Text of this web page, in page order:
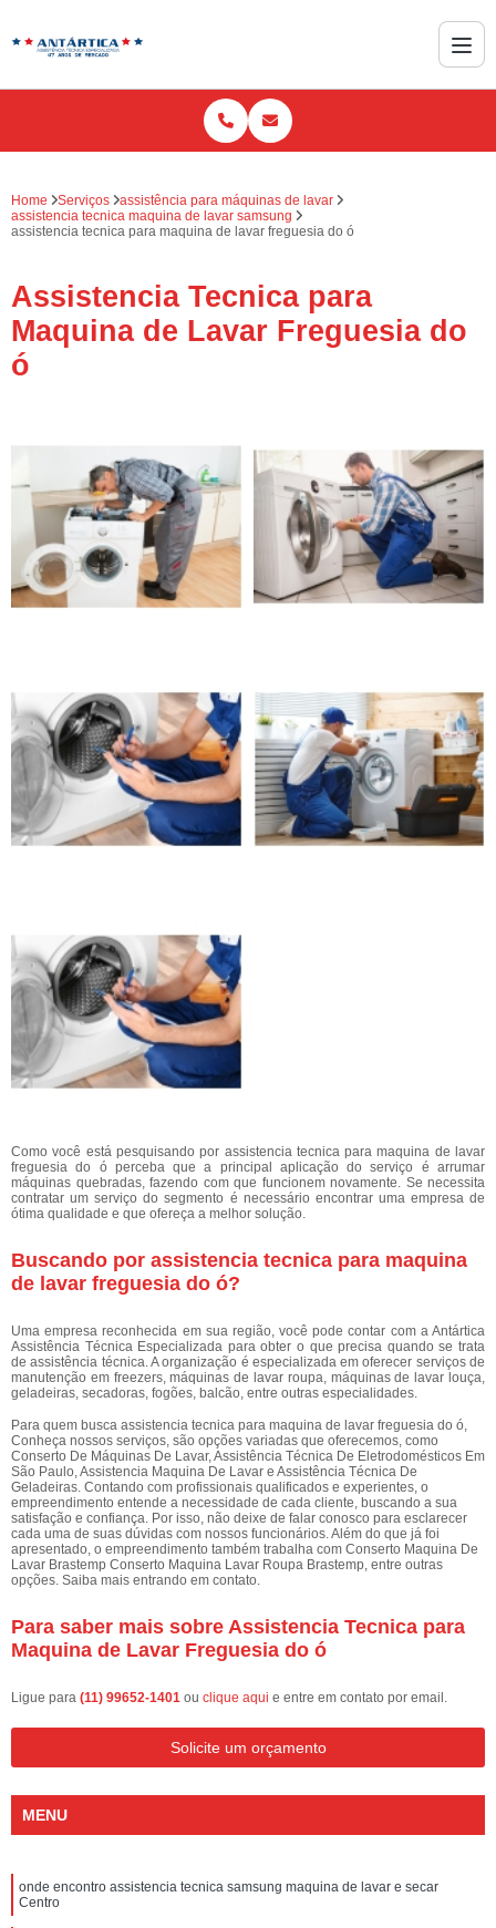
Home Serviços
assistência para máquinas de lavar
assistencia tecnica maquina de lavar samsung
assistencia tecnica para maquina de lavar freguesia do ó
Assistencia Tecnica para
Maquina de Lavar Freguesia do
ó
Como você está pesquisando por assistencia tecnica para maquina de lavar
freguesia do ó perceba que a principal aplicação do serviço é arrumar
máquinas quebradas, fazendo com que funcionem novamente. Se necessita
contratar um serviço do segmento é necessário encontrar uma empresa de
ótima qualidade e que ofereça a melhor solução.
Buscando por assistencia tecnica para maquina
de lavar freguesia do ó?
Uma empresa reconhecida em sua região, você pode contar com a Antártica
Assistência Técnica Especializada para obter o que precisa quando se trata
de assistência técnica. A organização é especializada em oferecer serviços de
manutenção em freezers, máquinas de lavar roupa, máquinas de lavar louça,
geladeiras, secadoras, fogões, balcão, entre outras especialidades.
Para quem busca assistencia tecnica para maquina de lavar freguesia do ó,
Conheça nossos serviços, são opções variadas que oferecemos, como
Conserto De Máquinas De Lavar, Assistência Técnica De Eletrodomésticos Em
São Paulo, Assistencia Maquina De Lavar e Assistência Técnica De
Geladeiras. Contando com profissionais qualificados e experientes, o
empreendimento entende a necessidade de cada cliente, buscando a sua
satisfação e confiança. Por isso, não deixe de falar conosco para esclarecer
cada uma de suas dúvidas com nossos funcionários. Além do que já foi
apresentado, o empreendimento também trabalha com Conserto Maquina De
Lavar Brastemp Conserto Maquina Lavar Roupa Brastemp, entre outras
opções. Saiba mais entrando em contato.
Para saber mais sobre Assistencia Tecnica para
Maquina de Lavar Freguesia do ó
Ligue para (11) 99652-1401 ou clique aqui e entre em contato por email.
Solicite um orçamento
MENU
onde encontro assistencia tecnica samsung maquina de lavar e secar
Centro